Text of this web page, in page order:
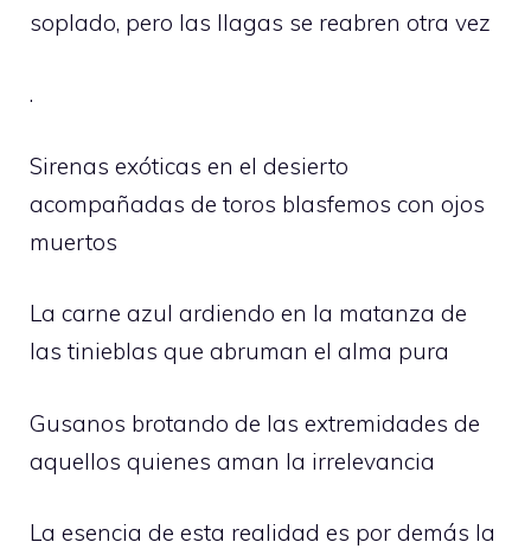
soplado, pero las llagas se reabren otra vez
.
Sirenas exóticas en el desierto
acompañadas de toros blasfemos con ojos
muertos
La carne azul ardiendo en la matanza de
las tinieblas que abruman el alma pura
Gusanos brotando de las extremidades de
aquellos quienes aman la irrelevancia
La esencia de esta realidad es por demás la